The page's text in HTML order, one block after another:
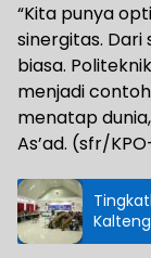
“Kita punya
sinergitas. Dari
biasa.
menjadi
menatap
As’ad. (sfr/